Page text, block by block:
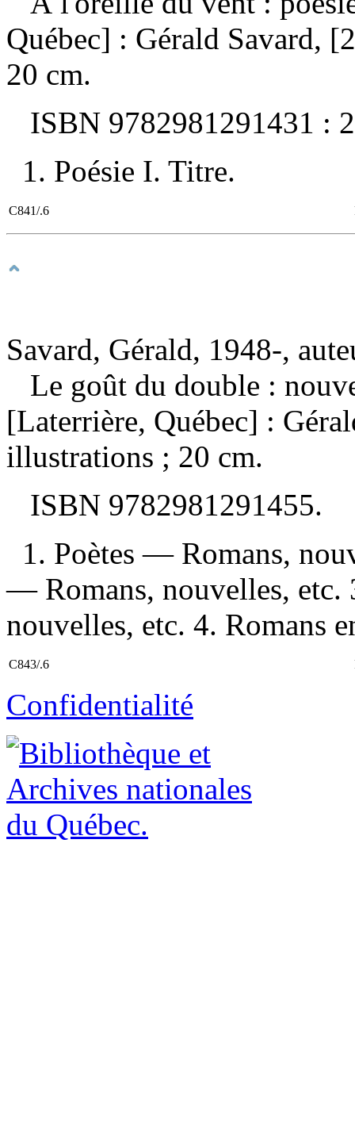
Québec] : Gérald Savard,
20 cm.
ISBN 9782981291431 :
1. Poésie I. Titre.
C841/.6
Savard, Gérald, 1948-,
Le goût du double :
[Laterrière, Québec] :
illustrations ; 20 cm.
ISBN 9782981291455.
1. Poètes — Romans,
— Romans, nouvelles, etc.
nouvelles, etc. 4. Romans
C843/.6
Confidentialité